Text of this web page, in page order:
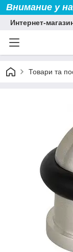
Внимание у
Интернет-
Товари та